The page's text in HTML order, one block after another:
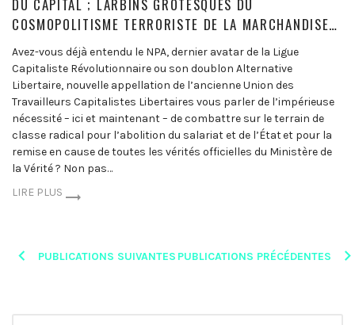
DU CAPITAL ; LARBINS GROTESQUES DU
COSMOPOLITISME TERRORISTE DE LA MARCHANDISE…
Avez-vous déjà entendu le NPA, dernier avatar de la Ligue
Capitaliste Révolutionnaire ou son doublon Alternative
Libertaire, nouvelle appellation de l’ancienne Union des
Travailleurs Capitalistes Libertaires vous parler de l’impérieuse
nécessité – ici et maintenant – de combattre sur le terrain de
classe radical pour l’abolition du salariat et de l’État et pour la
remise en cause de toutes les vérités officielles du Ministère de
la Vérité ? Non pas…
LIRE PLUS
PostsPUBLICATIONS SUIVANTES PUBLICATIONS PRÉCÉDENTES